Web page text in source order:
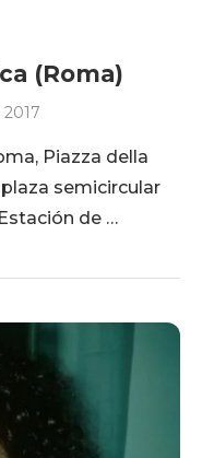
(Roma)
Piazza della
semicircular
de …